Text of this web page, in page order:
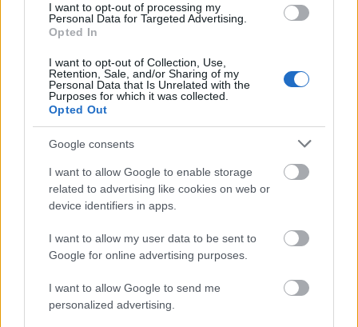
I want to opt-out of processing my
Personal Data for Targeted Advertising.
Opted In
I want to opt-out of Collection, Use,
Retention, Sale, and/or Sharing of my
Personal Data that Is Unrelated with the
Purposes for which it was collected.
Opted Out
Google consents
I want to allow Google to enable storage
related to advertising like cookies on web or
device identifiers in apps.
I want to allow my user data to be sent to
Google for online advertising purposes.
I want to allow Google to send me
personalized advertising.
SZÉPSÉG
Rihanna megint magasról tett a
szabályokra: felszabadító reklámmal
jelentkezett